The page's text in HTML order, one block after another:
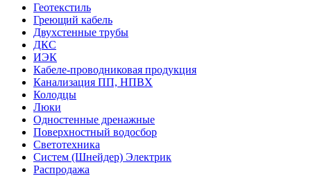
Геотекстиль
Греющий кабель
Двухстенные трубы
ДКС
ИЭК
Кабеле-проводниковая продукция
Канализация ПП, НПВХ
Колодцы
Люки
Одностенные дренажные
Поверхностный водосбор
Светотехника
Систем (Шнейдер) Электрик
Распродажа